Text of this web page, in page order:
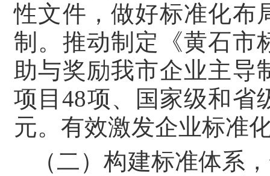
性文件，做好标准化布
制。推动制定《黄石市
助与奖励我市企业主导
项目48项、国家级和省
元。有效激发企业标准
（二）构建标准体系